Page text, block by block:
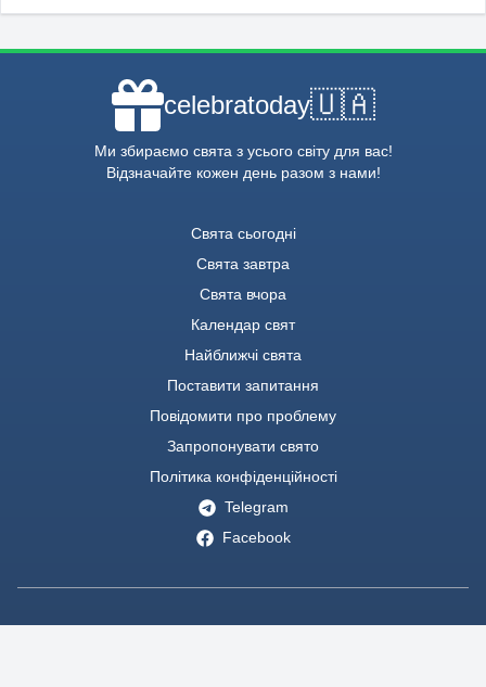
celebratoday🇺🇦
Ми збираємо свята з усього світу для вас!
Відзначайте кожен день разом з нами!
Свята сьогодні
Свята завтра
Свята вчора
Календар свят
Найближчі свята
Поставити запитання
Повідомити про проблему
Запропонувати свято
Політика конфіденційності
Telegram
Facebook